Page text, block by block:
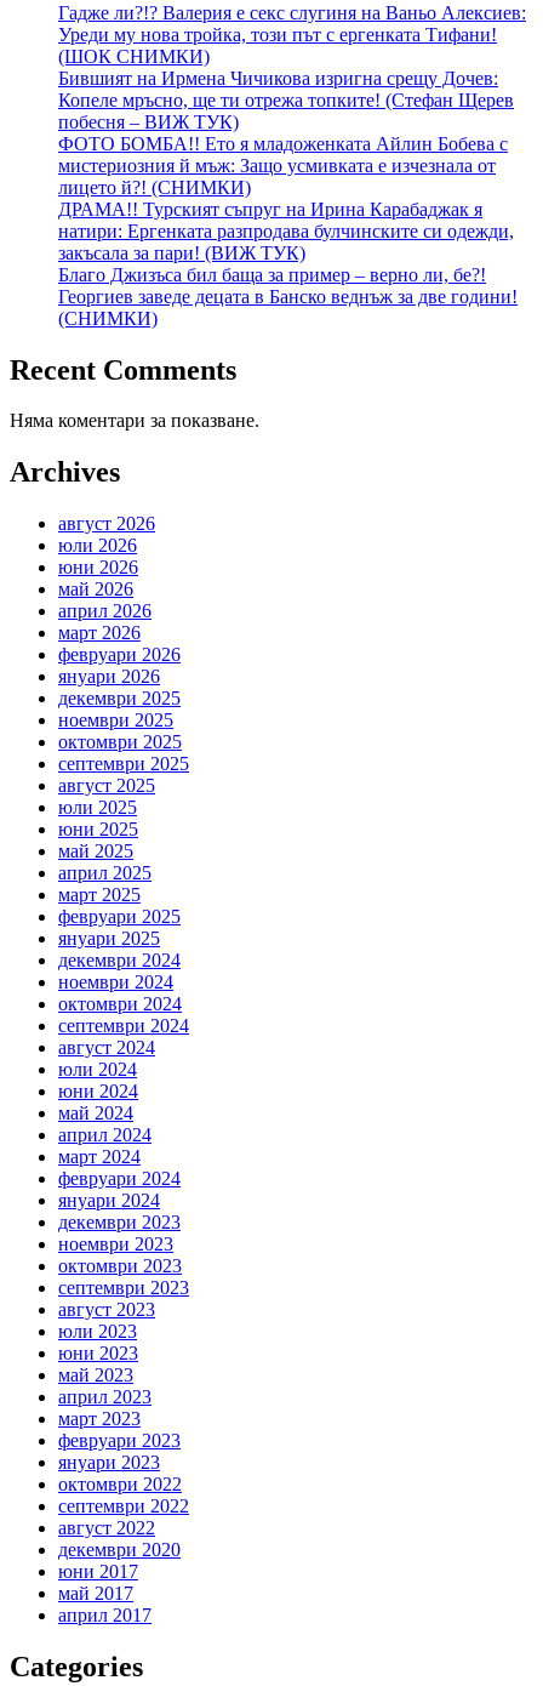
Гадже ли?!? Валерия е секс слугиня на Ваньо Алексиев:
Уреди му нова тройка, този път с ергенката Тифани!
(ШОК СНИМКИ)
Бившият на Ирмена Чичикова изригна срещу Дочев:
Копеле мръсно, ще ти отрежа топките! (Стефан Щерев
побесня – ВИЖ ТУК)
ФОТО БОМБА!! Ето я младоженката Айлин Бобева с
мистериозния й мъж: Защо усмивката е изчезнала от
лицето й?! (СНИМКИ)
ДРАМА!! Турският съпруг на Ирина Карабаджак я
натири: Ергенката разпродава булчинските си одежди,
закъсала за пари! (ВИЖ ТУК)
Благо Джизъса бил баща за пример – верно ли, бе?!
Георгиев заведе децата в Банско веднъж за две години!
(СНИМКИ)
Recent Comments
Няма коментари за показване.
Archives
август 2026
юли 2026
юни 2026
май 2026
април 2026
март 2026
февруари 2026
януари 2026
декември 2025
ноември 2025
октомври 2025
септември 2025
август 2025
юли 2025
юни 2025
май 2025
април 2025
март 2025
февруари 2025
януари 2025
декември 2024
ноември 2024
октомври 2024
септември 2024
август 2024
юли 2024
юни 2024
май 2024
април 2024
март 2024
февруари 2024
януари 2024
декември 2023
ноември 2023
октомври 2023
септември 2023
август 2023
юли 2023
юни 2023
май 2023
април 2023
март 2023
февруари 2023
януари 2023
октомври 2022
септември 2022
август 2022
декември 2020
юни 2017
май 2017
април 2017
Categories